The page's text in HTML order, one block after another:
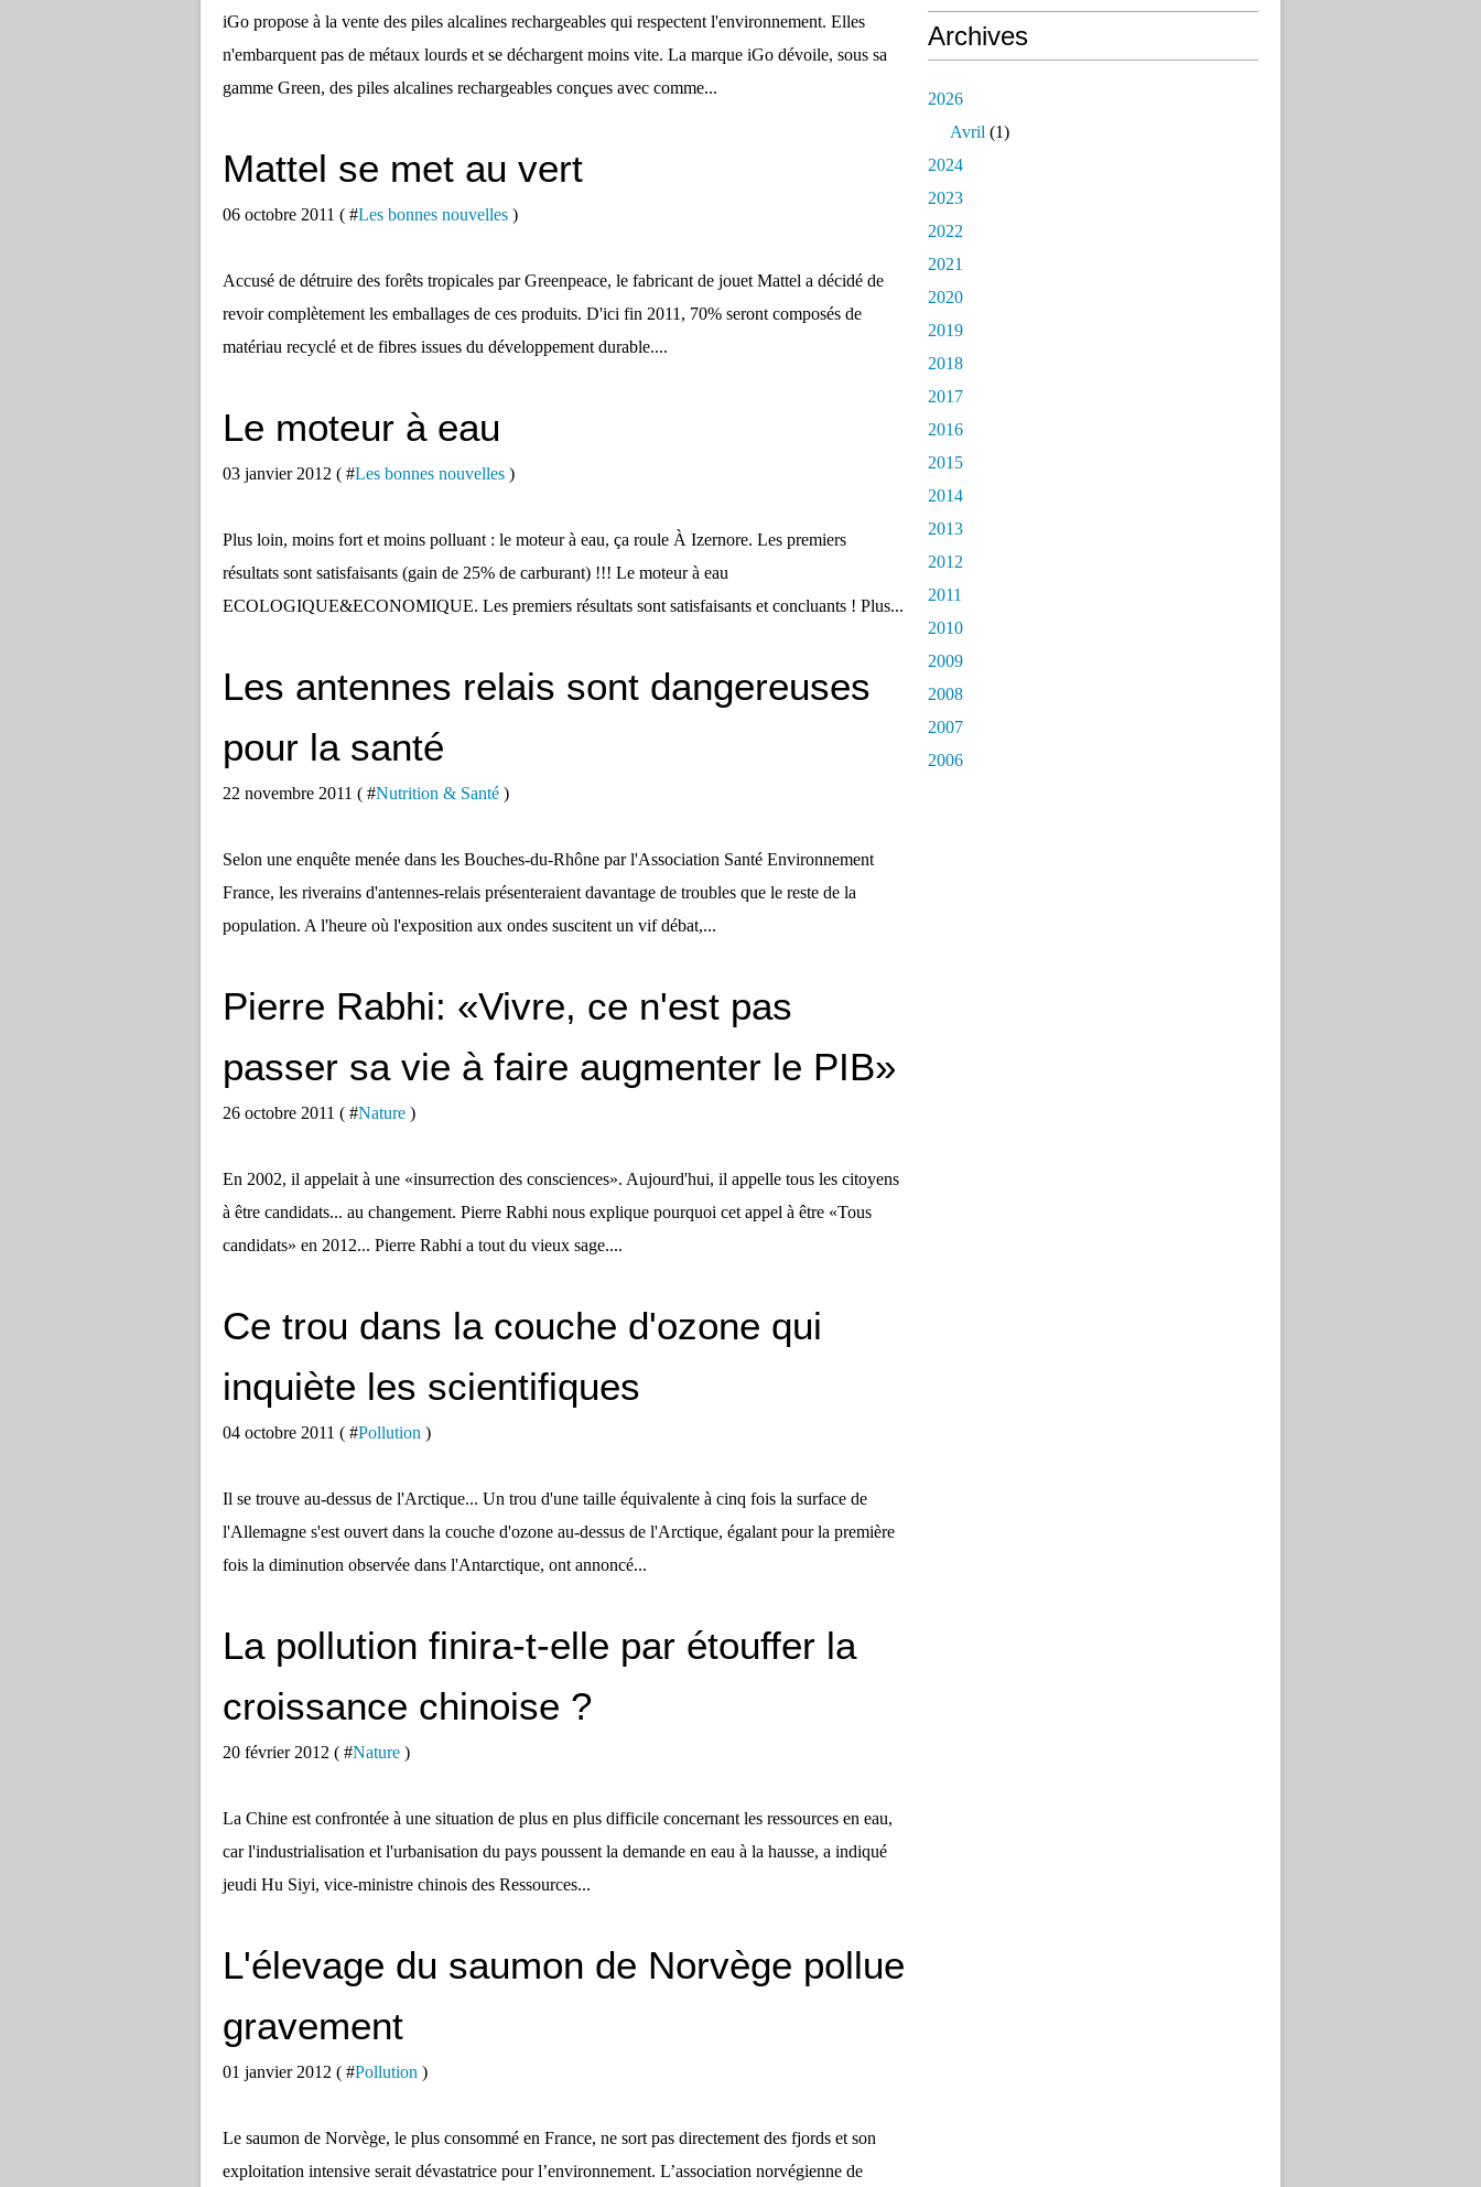
iGo propose à la vente des piles alcalines rechargeables qui respectent l'environnement. Elles
n'embarquent pas de métaux lourds et se déchargent moins vite. La marque iGo dévoile, sous sa
gamme Green, des piles alcalines rechargeables conçues avec comme...
Mattel se met au vert
06 octobre 2011 ( #Les bonnes nouvelles )
Accusé de détruire des forêts tropicales par Greenpeace, le fabricant de jouet Mattel a décidé de
revoir complètement les emballages de ces produits. D'ici fin 2011, 70% seront composés de
matériau recyclé et de fibres issues du développement durable....
Le moteur à eau
03 janvier 2012 ( #Les bonnes nouvelles )
Plus loin, moins fort et moins polluant : le moteur à eau, ça roule À Izernore. Les premiers
résultats sont satisfaisants (gain de 25% de carburant) !!! Le moteur à eau
ECOLOGIQUE&ECONOMIQUE. Les premiers résultats sont satisfaisants et concluants ! Plus...
Les antennes relais sont dangereuses
pour la santé
22 novembre 2011 ( #Nutrition & Santé )
Selon une enquête menée dans les Bouches-du-Rhône par l'Association Santé Environnement
France, les riverains d'antennes-relais présenteraient davantage de troubles que le reste de la
population. A l'heure où l'exposition aux ondes suscitent un vif débat,...
Pierre Rabhi: «Vivre, ce n'est pas
passer sa vie à faire augmenter le PIB»
26 octobre 2011 ( #Nature )
En 2002, il appelait à une «insurrection des consciences». Aujourd'hui, il appelle tous les citoyens
à être candidats... au changement. Pierre Rabhi nous explique pourquoi cet appel à être «Tous
candidats» en 2012... Pierre Rabhi a tout du vieux sage....
Ce trou dans la couche d'ozone qui
inquiète les scientifiques
04 octobre 2011 ( #Pollution )
Il se trouve au-dessus de l'Arctique... Un trou d'une taille équivalente à cinq fois la surface de
l'Allemagne s'est ouvert dans la couche d'ozone au-dessus de l'Arctique, égalant pour la première
fois la diminution observée dans l'Antarctique, ont annoncé...
La pollution finira-t-elle par étouffer la
croissance chinoise ?
20 février 2012 ( #Nature )
La Chine est confrontée à une situation de plus en plus difficile concernant les ressources en eau,
car l'industrialisation et l'urbanisation du pays poussent la demande en eau à la hausse, a indiqué
jeudi Hu Siyi, vice-ministre chinois des Ressources...
L'élevage du saumon de Norvège pollue
gravement
01 janvier 2012 ( #Pollution )
Le saumon de Norvège, le plus consommé en France, ne sort pas directement des fjords et son
exploitation intensive serait dévastatrice pour l’environnement. L’association norvégienne de
Archives
2026
Avril (1)
2024
2023
2022
2021
2020
2019
2018
2017
2016
2015
2014
2013
2012
2011
2010
2009
2008
2007
2006